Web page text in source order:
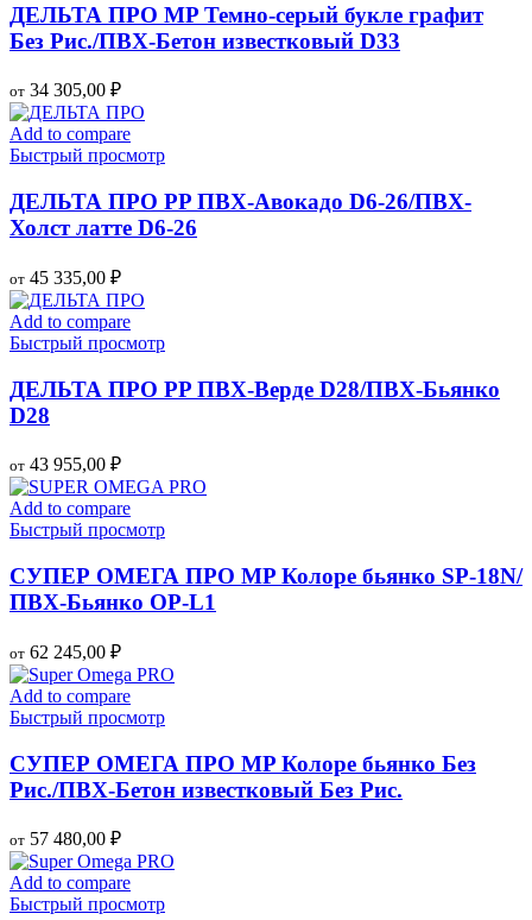
ДЕЛЬТА ПРО MP Темно-серый букле графит
Без Рис./ПВХ-Бетон известковый D33
от 34 305,00 ₽
Add to compare
Быстрый просмотр
ДЕЛЬТА ПРО PP ПВХ-Авокадо D6-26/ПВХ-
Холст латте D6-26
от 45 335,00 ₽
Add to compare
Быстрый просмотр
ДЕЛЬТА ПРО PP ПВХ-Верде D28/ПВХ-Бьянко
D28
от 43 955,00 ₽
Add to compare
Быстрый просмотр
СУПЕР ОМЕГА ПРО MP Колоре бьянко SP-18N/
ПВХ-Бьянко OP-L1
от 62 245,00 ₽
Add to compare
Быстрый просмотр
СУПЕР ОМЕГА ПРО MP Колоре бьянко Без
Рис./ПВХ-Бетон известковый Без Рис.
от 57 480,00 ₽
Add to compare
Быстрый просмотр